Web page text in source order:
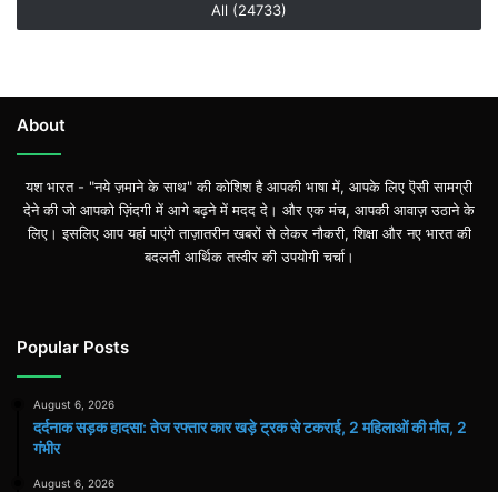
All (24733)
About
यश भारत - "नये ज़माने के साथ" की कोशिश है आपकी भाषा में, आपके लिए ऎसी सामग्री
देने की जो आपको ज़िंदगी में आगे बढ़ने में मदद दे। और एक मंच, आपकी आवाज़ उठाने के
लिए। इसलिए आप यहां पाएंगे ताज़ातरीन खबरों से लेकर नौकरी, शिक्षा और नए भारत की
बदलती आर्थिक तस्वीर की उपयोगी चर्चा।
Popular Posts
August 6, 2026
दर्दनाक सड़क हादसा: तेज रफ्तार कार खड़े ट्रक से टकराई, 2 महिलाओं की मौत, 2
गंभीर
August 6, 2026